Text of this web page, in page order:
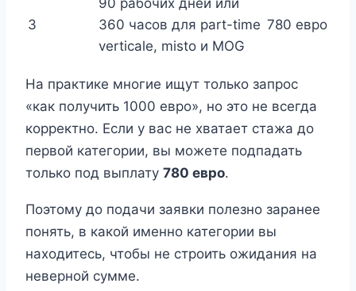
3
90 рабочих дней или
360 часов для part-time
verticale, misto и MOG
780 евро
На практике многие ищут только запрос
«как получить 1000 евро», но это не всегда
корректно. Если у вас не хватает стажа до
первой категории, вы можете подпадать
только под выплату 780 евро.
Поэтому до подачи заявки полезно заранее
понять, в какой именно категории вы
находитесь, чтобы не строить ожидания на
неверной сумме.